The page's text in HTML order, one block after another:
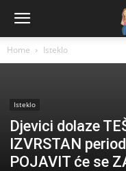
Home Isteklo
Isteklo
Djevici dolaze
IZVRSTAN
POJAVIT će se